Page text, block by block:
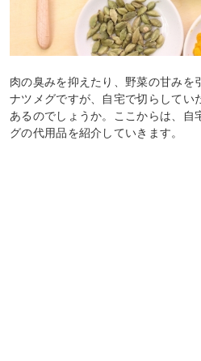
肉の臭みを抑えたり、野菜の甘みを
ナツメグですが、自宅で切らしてい
あるのでしょうか。ここからは、自
グの代用品を紹介していきます。